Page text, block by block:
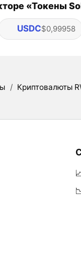
«Токены
USDC$0,99958
/ Криптовалюты